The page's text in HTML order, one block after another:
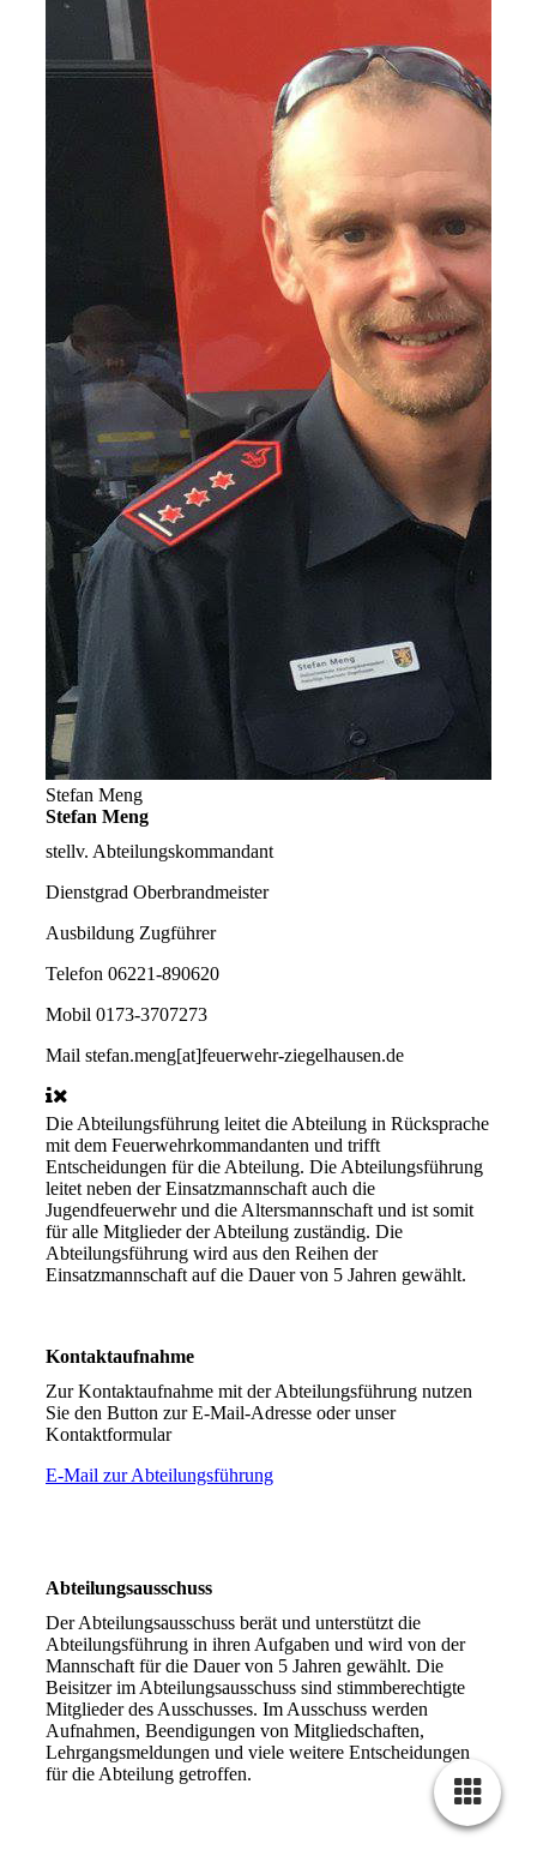
Stefan Meng
Stefan Meng
stellv. Abteilungskommandant
Dienstgrad Oberbrandmeister
Ausbildung Zugführer
Telefon 06221-890620
Mobil 0173-3707273
Mail stefan.meng[at]feuerwehr-ziegelhausen.de
Die Abteilungsführung leitet die Abteilung in Rücksprache
mit dem Feuerwehrkommandanten und trifft
Entscheidungen für die Abteilung. Die Abteilungsführung
leitet neben der Einsatzmannschaft auch die
Jugendfeuerwehr und die Altersmannschaft und ist somit
für alle Mitglieder der Abteilung zuständig. Die
Abteilungsführung wird aus den Reihen der
Einsatzmannschaft auf die Dauer von 5 Jahren gewählt.
Kontaktaufnahme
Zur Kontaktaufnahme mit der Abteilungsführung nutzen
Sie den Button zur E-Mail-Adresse oder unser
Kontaktformular
E-Mail zur Abteilungsführung
Abteilungsausschuss
Der Abteilungsausschuss berät und unterstützt die
Abteilungsführung in ihren Aufgaben und wird von der
Mannschaft für die Dauer von 5 Jahren gewählt. Die
Beisitzer im Abteilungsausschuss sind stimmberechtigte
Mitglieder des Ausschusses. Im Ausschuss werden
Aufnahmen, Beendigungen von Mitgliedschaften,
Lehrgangsmeldungen und viele weitere Entscheidungen
für die Abteilung getroffen.